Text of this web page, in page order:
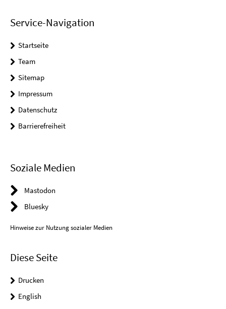
Service-Navigation
Startseite
Team
Sitemap
Impressum
Datenschutz
Barrierefreiheit
Soziale Medien
Mastodon
Bluesky
Hinweise zur Nutzung sozialer Medien
Diese Seite
Drucken
English